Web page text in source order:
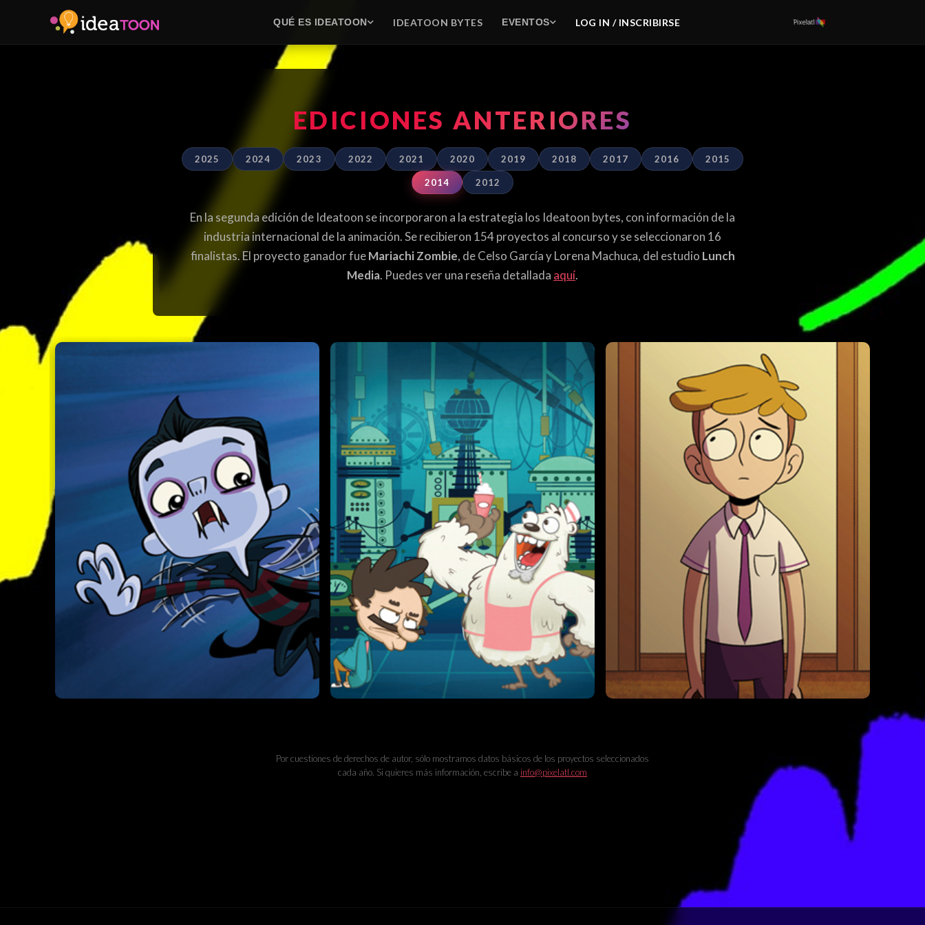
QUÉ ES IDEATOON IDEATOON BYTES EVENTOS LOG IN / INSCRIBIRSE
EDICIONES ANTERIORES
2025 2024 2023 2022 2021 2020 2019 2018 2017 2016 2015
2014 2012
En la segunda edición de Ideatoon se incorporaron a la estrategia los Ideatoon bytes, con información de la
industria internacional de la animación. Se recibieron 154 proyectos al concurso y se seleccionaron 16
finalistas. El proyecto ganador fueMariachi Zombie, de Celso García y Lorena Machuca, del estudio Lunch
Media. Puedes ver una reseña detallada aquí.
Por cuestiones de derechos de autor, sólo mostramos datos básicos de los proyectos seleccionados
cada año. Si quieres más información, escribe a info@pixelatl.com